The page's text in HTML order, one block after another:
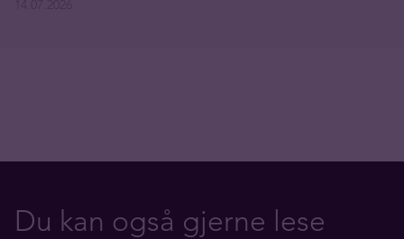
Du kan også gjerne lese